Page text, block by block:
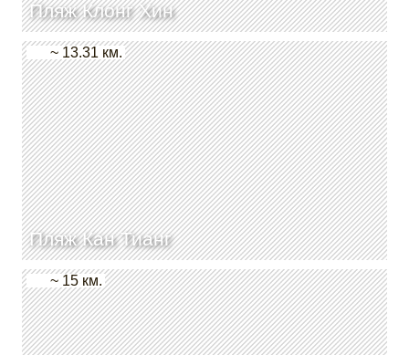
Пляж Клонг Хин
Пляж Кан Тианг
~ 13.31 км.
~ 15 км.